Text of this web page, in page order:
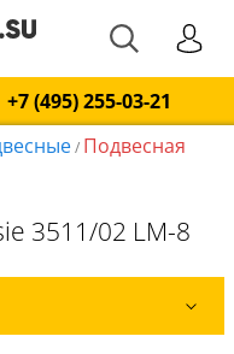
+7 (495) 255-03-21
/ Подвесная
3511/02 LM-8